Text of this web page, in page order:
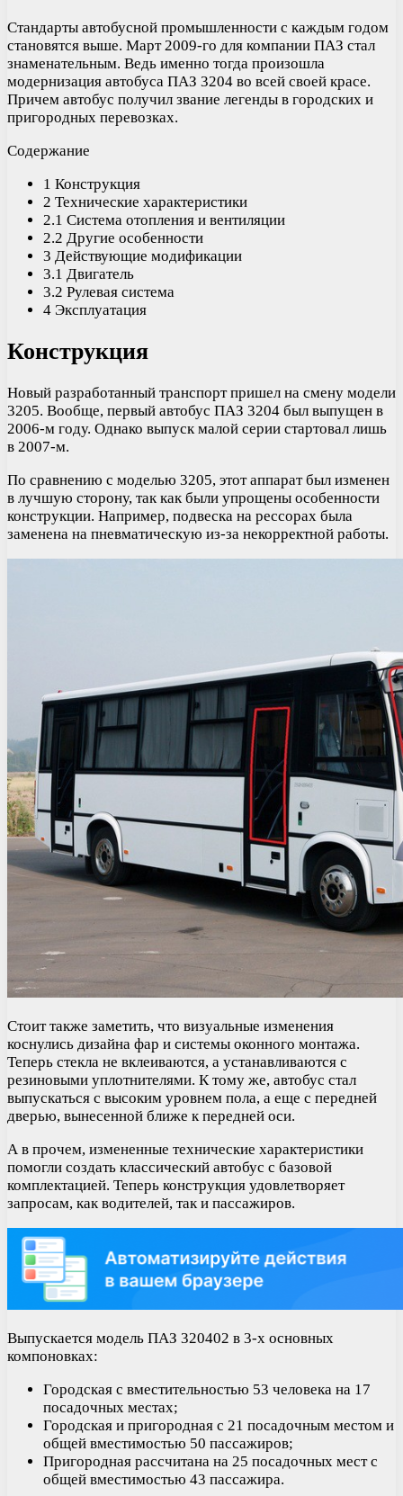
Стандарты автобусной промышленности с каждым годом
становятся выше. Март 2009-го для компании ПАЗ стал
знаменательным. Ведь именно тогда произошла
модернизация автобуса ПАЗ 3204 во всей своей красе.
Причем автобус получил звание легенды в городских и
пригородных перевозках.
Содержание
1 Конструкция
2 Технические характеристики
2.1 Система отопления и вентиляции
2.2 Другие особенности
3 Действующие модификации
3.1 Двигатель
3.2 Рулевая система
4 Эксплуатация
Конструкция
Новый разработанный транспорт пришел на смену модели
3205. Вообще, первый автобус ПАЗ 3204 был выпущен в
2006-м году. Однако выпуск малой серии стартовал лишь
в 2007-м.
По сравнению с моделью 3205, этот аппарат был изменен
в лучшую сторону, так как были упрощены особенности
конструкции. Например, подвеска на рессорах была
заменена на пневматическую из-за некорректной работы.
Стоит также заметить, что визуальные изменения
коснулись дизайна фар и системы оконного монтажа.
Теперь стекла не вклеиваются, а устанавливаются с
резиновыми уплотнителями. К тому же, автобус стал
выпускаться с высоким уровнем пола, а еще с передней
дверью, вынесенной ближе к передней оси.
А в прочем, измененные технические характеристики
помогли создать классический автобус с базовой
комплектацией. Теперь конструкция удовлетворяет
запросам, как водителей, так и пассажиров.
Выпускается модель ПАЗ 320402 в 3-х основных
компоновках:
Городская с вместительностью 53 человека на 17
посадочных местах;
Городская и пригородная с 21 посадочным местом и
общей вместимостью 50 пассажиров;
Пригородная рассчитана на 25 посадочных мест с
общей вместимостью 43 пассажира.